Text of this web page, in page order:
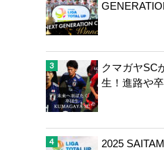
クマガヤSC
生！進路や
2025